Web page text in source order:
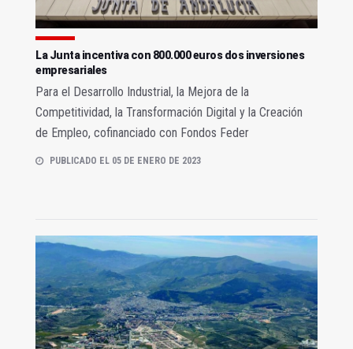
La Junta incentiva con 800.000 euros dos inversiones
empresariales
Para el Desarrollo Industrial, la Mejora de la
Competitividad, la Transformación Digital y la Creación
de Empleo, cofinanciado con Fondos Feder
PUBLICADO EL 05 DE ENERO DE 2023